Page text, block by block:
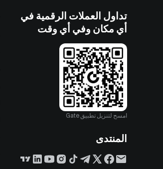
تداول العملات الرقمية في
أي مكان وفي أي وقت
امسح لتنزيل تطبيق Gate
المنتدى